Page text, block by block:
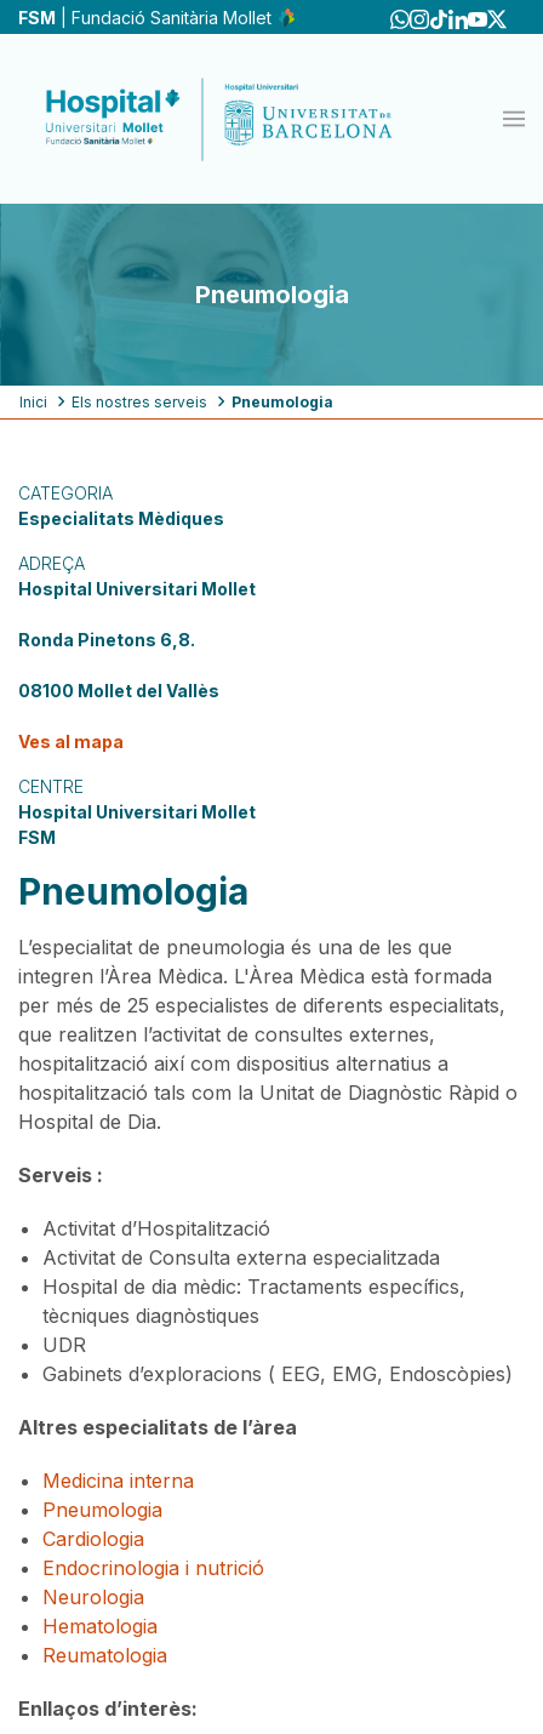
Vés
FSM | Fundació Sanitària Mollet
Pneumologia
Fil
Inici Els nostres serveis Pneumologia
CATEGORIA
Especialitats Mèdiques
ADREÇA
Hospital Universitari Mollet
Ronda Pinetons 6,8.
08100 Mollet del Vallès
Ves al mapa
CENTRE
Hospital Universitari Mollet
FSM
Pneumologia
L’especialitat de pneumologia és una de les que
integren l’Àrea Mèdica. L'Àrea Mèdica està formada
per més de 25 especialistes de diferents especialitats,
que realitzen l’activitat de consultes externes,
hospitalització així com dispositius alternatius a
hospitalització tals com la Unitat de Diagnòstic Ràpid o
Hospital de Dia.
Serveis :
Activitat d’Hospitalització
Activitat de Consulta externa especialitzada
Hospital de dia mèdic: Tractaments específics,
tècniques diagnòstiques
UDR
Gabinets d’exploracions ( EEG, EMG, Endoscòpies)
Altres especialitats de l’àrea
Medicina interna
Pneumologia
Cardiologia
Endocrinologia i nutrició
Neurologia
Hematologia
Reumatologia
Enllaços d’interès: